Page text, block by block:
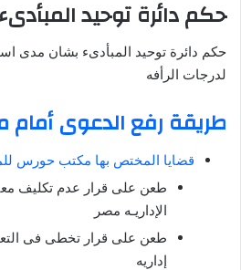
حكم دائرة توحيد
حكم دائرة توحيد المبأدىء بشان مدى
لدرجات الرأفه
طريقة رفع الدعوى أمام
قضايا المختص بها مكتب حورس
طعن على قرار عدم تكليف
الإداريـه مصر
طعن على قرار تخطى فى
إداريه